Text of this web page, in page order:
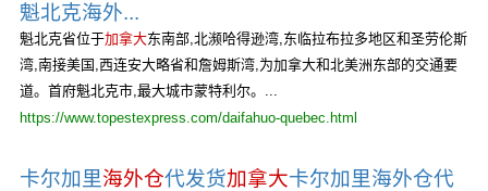
魁北克海外...
魁北克省位于加拿大东南部,北濒哈得逊湾,东临拉布拉多地区和圣劳伦斯
湾,南接美国,西连安大略省和詹姆斯湾,为加拿大和北美洲东部的交通要
道。首府魁北克市,最大城市蒙特利尔。...
https://www.topestexpress.com/daifahuo-quebec.html
卡尔加里海外仓代发货加拿大卡尔加里海外仓代